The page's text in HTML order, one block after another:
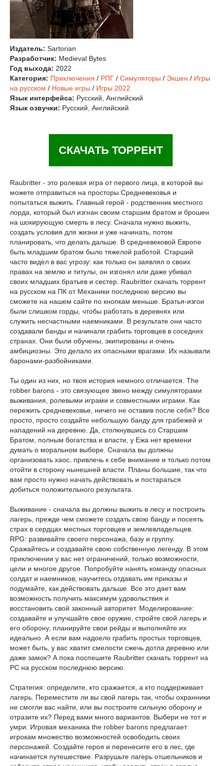
Издатель: Sartorian
Разработчик: Medieval Bytes
Год выхода: 2022
Категория: Приключения / РПГ / Симуляторы / Экшен / Игры
на русском / Новые игры / Игры 2022
Язык интерфейса: Русский, Английский
Язык озвучки: Русский, Английский
СКАЧАТЬ ТОРРЕНТ
Raubritter - это ролевая игра от первого лица, в которой вы
можете отправиться на просторы Средневековья и
попытаться выжить. Главный герой - родственник местного
лорда, который был изгнан своим старшим братом и брошен
на шокирующую смерть в лесу. Сначала нужно выжить,
создать условия для жизни и уже начинать, потом
планировать, что делать дальше. В средневековой Европе
быть младшим братом было тяжелой работой. Старший
часто видел в вас угрозу: как только он заявлял о своих
правах на землю и титулы, он изгонял или даже убивал
своих младших братьев и сестер. Raubritter скачать торрент
на русском на ПК от Механики последнюю версию вы
сможете на нашем сайте по кнопкам меньше. Братья-изгои
были слишком горды, чтобы работать в деревнях или
служить несчастными наемниками. В результате они часто
создавали банды и начинали грабить торговцев в соседних
странах. Они были обучены, экипированы и очень
амбициозны. Это делало их опасными врагами. Их называли
баронами-разбойниками.
Ты один из них, но твоя история немного отличается. The
robber barons - это связующее звено между симуляторами
выживания, ролевыми играми и совместными играми. Как
пережить средневековье, ничего не оставив после себя? Все
просто, просто создайте небольшую банду для грабежей и
нападений на деревню. Да, столкнувшись со Старшим
Братом, полным богатства и власти, у Ежа нет времени
думать о моральном выборе. Сначала вы должны
организовать хаос, привлечь к себе внимание и только потом
отойти в сторону нынешней власти. Планы большие, так что
вам просто нужно начать действовать и постараться
добиться положительного результата.
Выживание - сначала вы должны выжить в лесу и построить
лагерь, прежде чем сможете создать свою банду и посеять
страх в сердцах местных торговцев и землевладельцев.
RPG: развивайте своего персонажа, базу и группу.
Сражайтесь и создавайте свою собственную легенду. В этом
приключении у вас нет ограничений, только возможности,
цели и многое другое. Попробуйте нанять команду опасных
солдат и наемников, научитесь отдавать им приказы и
подумайте, как действовать дальше. Все это дает вам
возможность получить максимум удовольствия и
восстановить свой законный авторитет. Моделирование:
создавайте и улучшайте свое оружие, стройте свой лагерь и
его оборону, планируйте свои рейды и выполняйте их
идеально. А если вам надоело грабить простых торговцев,
может быть, у вас хватит смелости сжечь дотла деревню или
даже замок? А пока поспешите Raubritter скачать торрент на
PC на русском последнюю версию.
Стратегия: определите, кто сражается, а кто поддерживает
лагерь. Переместите ли вы свой лагерь так, чтобы охранники
не смогли вас найти, или вы построите сильную оборону и
отразите их? Перед вами много вариантов. Выбери не тот и
умри. Игровая механика the robber barons предлагает
игрокам множество возможностей освободить своих
персонажей. Создайте героя и перенесите его в лес, где
начинается путешествие. Разрушьте лагерь отшельников и